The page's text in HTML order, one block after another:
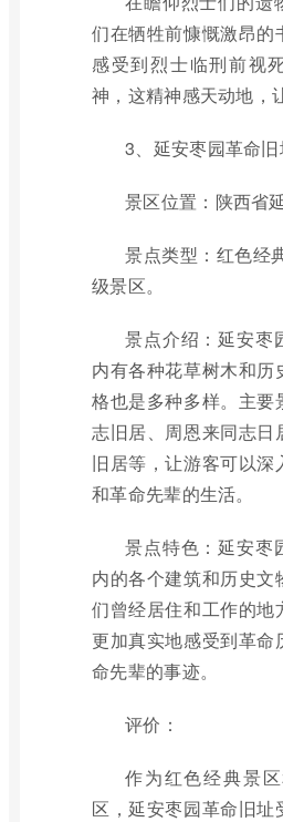
们在牺牲前慷慨激昂的
感受到烈士临刑前视
神，这精神感天动地，
3、延安枣园革命旧
景区位置：陕西省
景点类型：红色经
级景区。
景点介绍：延安枣
内有各种花草树木和历
格也是多种多样。主要
志旧居、周恩来同志日
旧居等，让游客可以深
和革命先辈的生活。
景点特色：延安枣
内的各个建筑和历史文
们曾经居住和工作的地
更加真实地感受到革命
命先辈的事迹。
评价：
作为红色经典景
区，延安枣园革命旧址